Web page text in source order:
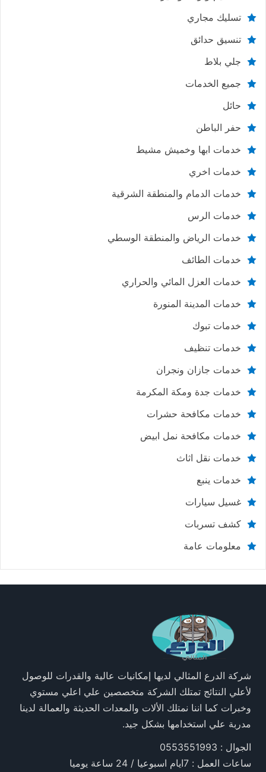
تسليك مجاري
تنسيق حدائق
جلي بلاط
جميع الخدمات
حائل
حفر الباطن
خدمات ابها وخميش مشيط
خدمات اخري
خدمات الدمام والمنطقة الشرقية
خدمات الرس
خدمات الرياض والمنطقة الوسطي
خدمات الطائف
خدمات العزل المائي والحراري
خدمات المدينة المنورة
خدمات تبوك
خدمات تنظيف
خدمات جازان ونجران
خدمات جدة ومكة المكرمة
خدمات مكافحة حشرات
خدمات مكافحة نمل ابيض
خدمات نقل اثاث
خدمات ينبع
غسيل سيارات
كشف تسربات
معلومات عامة
شركة الدرع المثالي لديها إمكانيات عالية والقدرات للوصول
لأعلي النتائج تمتلك الشركة متخصصين علي اعلي مستوي
وخبرات كما اننا نمتلك الألات والمعدات الحديثة والعمالة لدينا
مدربة علي استخدامها بشكل جيد.
الجوال : 0553551993
ساعات العمل : 7ايام اسبوعيا / 24 ساعة يوميا